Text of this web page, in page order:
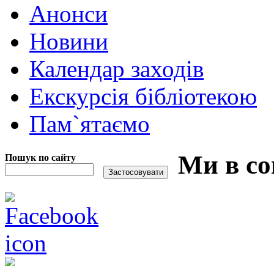
Анонси
Новини
Календар заходів
Екскурсія бібліотекою
Пам`ятаємо
Пошук по сайту Ми в